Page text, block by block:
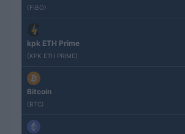
(FIBO)
kpk ETH Prime
(KPK ETH PRIME)
Bitcoin
(BTC)